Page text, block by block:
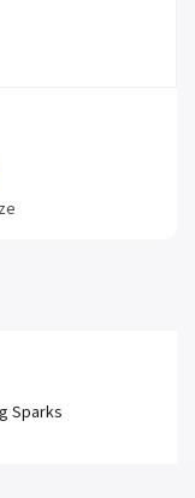
Sparks